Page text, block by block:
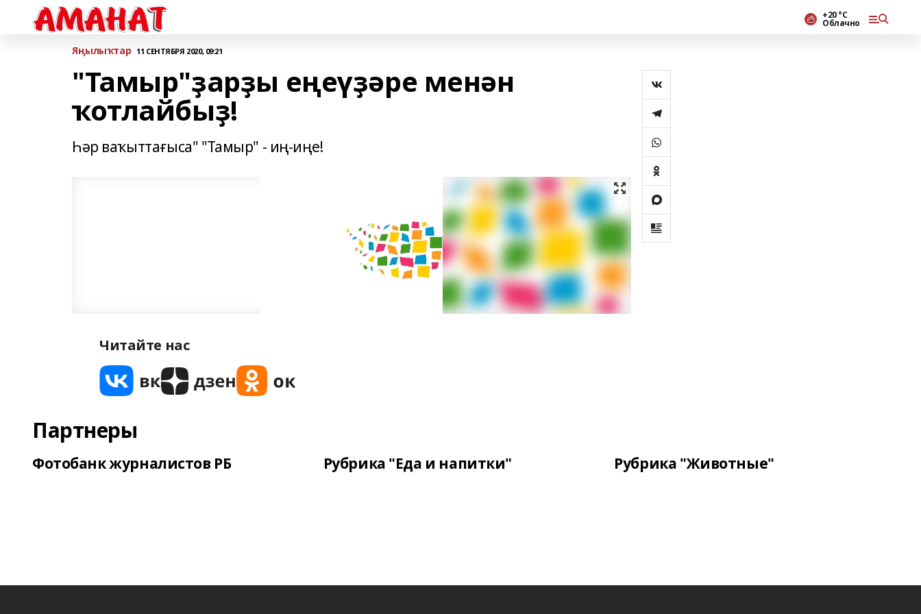
+20 °С
Облачно
Яңылыҡтар 11 СЕНТЯБРЯ 2020, 09:21
"Тамыр"ҙарҙы еңеүҙәре менән
ҡотлайбыҙ!
Һәр ваҡыттағыса" "Тамыр" - иң-иңе!
Читайте нас
Партнеры
Фотобанк журналистов РБ Рубрика "Еда и напитки" Рубрика "Животные"